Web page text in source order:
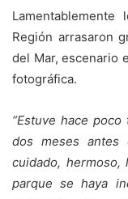
Región arrasaron
del Mar, escenario
fotográfica.
“Estuve hace
dos meses
cuidado,
parque se haya